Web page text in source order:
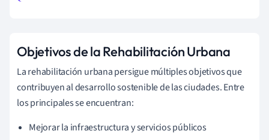
Objetivos de la Rehabilitación Urbana
La rehabilitación urbana persigue múltiples objetivos que
contribuyen al desarrollo sostenible de las ciudades. Entre
los principales se encuentran:
Mejorar la infraestructura y servicios públicos